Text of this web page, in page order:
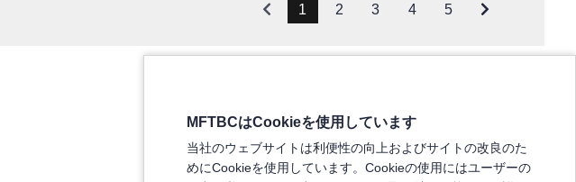
1 2 3 4 5
MFTBCはCookieを使用しています
当社のウェブサイトは利便性の向上およびサイトの改良のた
めにCookieを使用しています。Cookieの使用にはユーザーの